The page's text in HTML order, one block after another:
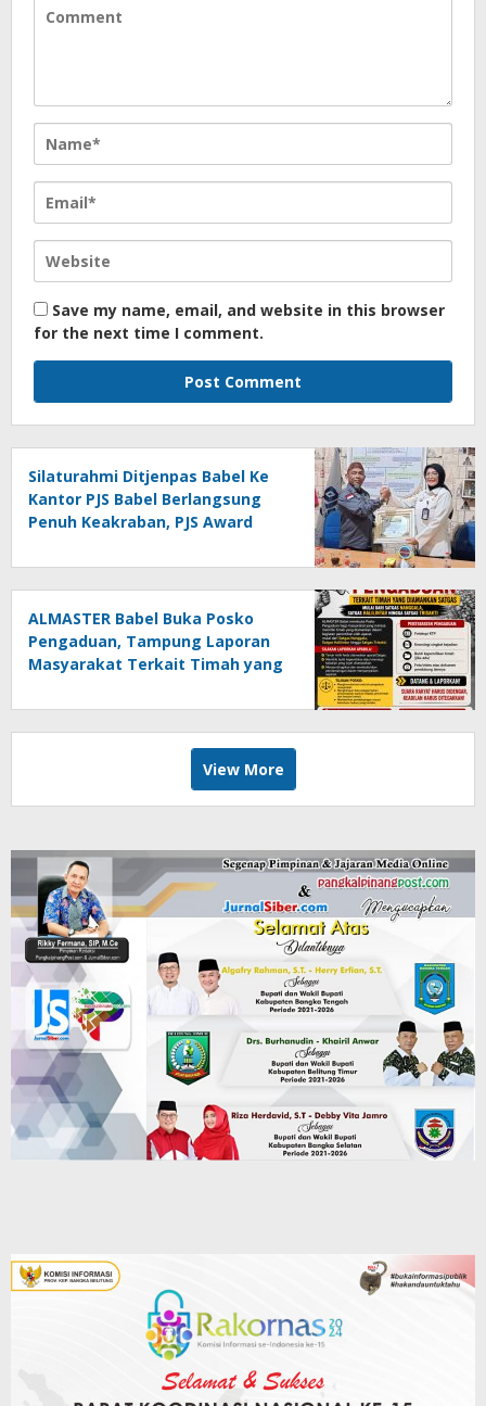
Save my name, email, and website in this browser
for the next time I comment.
Silaturahmi Ditjenpas Babel Ke
Kantor PJS Babel Berlangsung
Penuh Keakraban, PJS Award
Agustina
ALMASTER Babel Buka Posko
Pengaduan, Tampung Laporan
Masyarakat Terkait Timah yang
View More